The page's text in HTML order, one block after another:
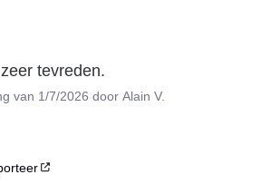
tevreden.
van 1/7/2026 doorAlain V.